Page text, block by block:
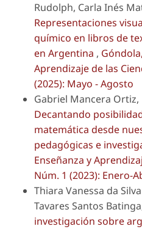
Rudolph, Carla Inés
Representaciones
químico en libros de
en Argentina ,
Aprendizaje de las
(2025): Mayo - Agosto
Gabriel Mancera Ortiz,
Decantando
matemática desde
pedagógicas e
Enseñanza y
Núm. 1 (2023): Enero-
Thiara Vanessa da
Tavares Santos
investigación sobre